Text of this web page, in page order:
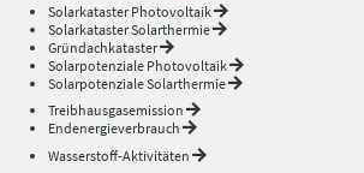
Solarkataster Photovoltaik
Solarkataster Solarthermie
Gründachkataster
Solarpotenziale Photovoltaik
Solarpotenziale Solarthermie
Treibhausgasemission
Endenergieverbrauch
Wasserstoff-Aktivitäten